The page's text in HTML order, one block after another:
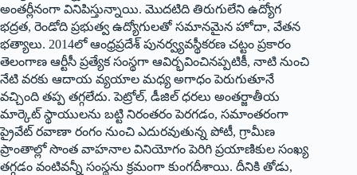
అంతర్లీనంగా వినిపిస్తున్నాయి. మొదటిది తిరుగులేని ఉద్యోగ
భద్రత, రెండోది ప్రభుత్వ ఉద్యోగులతో సమానమైన హోదా, వేతన
భత్యాలు. 2014లో ఆంధ్రప్రదేశ్ పునర్వ్యవస్థీకరణ చట్టం ప్రకారం
తెలంగాణ ఆర్టీసీ ప్రత్యేక సంస్థగా ఆవిర్భవించినప్పటికీ, నాటి నుంచి
నేటి వరకు ఆదాయ వ్యయాల మధ్య అగాధం పెరుగుతూనే
వచ్చింది తప్ప తగ్గలేదు. పెట్రోల్, డీజిల్ ధరలు అంతర్జాతీయ
మార్కెట్ స్థాయులను బట్టి నిరంతరం పెరగడం, సమాంతరంగా
ప్రైవేట్ రవాణా రంగం నుంచి ఎదురవుతున్న పోటీ, గ్రామీణ
ప్రాంతాల్లో సొంత వాహనాల వినియోగం పెరిగి ప్రయాణికుల సంఖ్య
తగ్గడం వంటివన్నీ సంస్థను క్రమంగా కుంగదీశాయి. దీనికి తోడు,